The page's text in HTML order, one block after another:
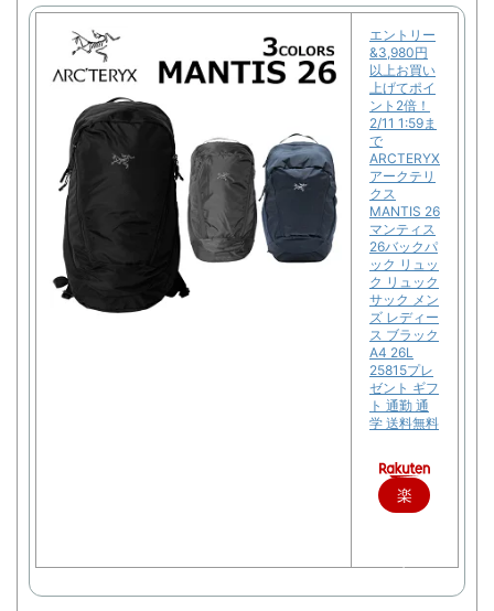
エントリー
&3,980円
以上お買い
上げてポイ
ント2倍！
2/11 1:59ま
で
ARCTERYX
アークテリ
クス
MANTIS 26
マンティス
26バックパ
ック リュッ
ク リュック
サック メン
ズ レディー
ス ブラック
A4 26L
25815プレ
ゼント ギフ
ト 通勤 通
学 送料無料
楽
で
購